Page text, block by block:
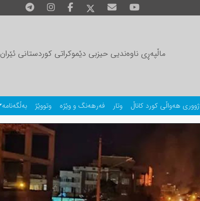
ماڵپەڕی ناوەندیی حیزبی دێموکراتی کوردستانی ئێران
ژووری هەواڵی کورد کاناڵ وتار فەرهەنگ و وێژە وتووێژ بەڵگەنامە